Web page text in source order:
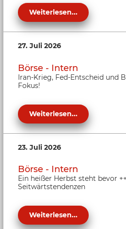
Weiterlesen...
27. Juli 2026
Börse - Intern
Iran-Krieg, Fed-Entscheid und
Fokus!
Weiterlesen...
23. Juli 2026
Börse - Intern
Ein heißer Herbst steht bevor
Seitwärtstendenzen
Weiterlesen...